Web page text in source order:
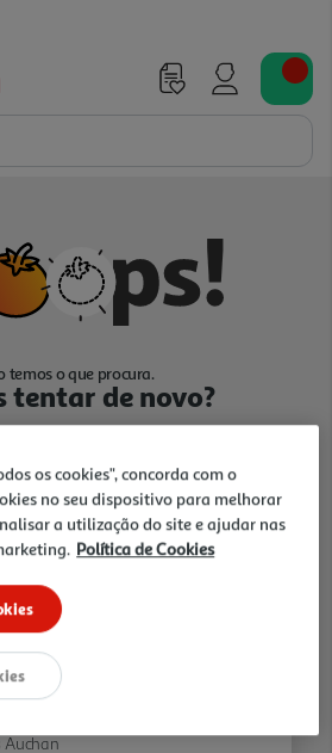
temos o que procura.
tentar de novo?
Folhetos
Auchan
os cookies", concorda com o
no seu dispositivo para melhorar
a utilização do site e ajudar nas
Política de Cookies